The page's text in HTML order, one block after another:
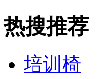
热搜推荐
培训椅